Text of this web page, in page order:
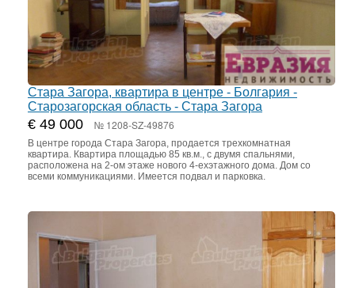
Стара Загора, квартира в центре - Болгария -
Старозагорская область - Стара Загора
€ 49 000 № 1208-SZ-49876
В центре города Стара Загора, продается трехкомнатная
квартира. Квартира площадью 85 кв.м., с двумя спальнями,
расположена на 2-ом этаже нового 4-ехэтажного дома. Дом со
всеми коммуникациями. Имеется подвал и парковка.